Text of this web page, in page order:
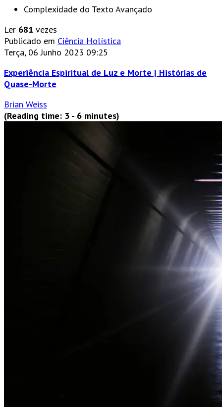
Complexidade do Texto Avançado
Ler 681 vezes
Publicado em Ciência Holística
Terça, 06 Junho 2023 09:25
Experiência Espiritual de Luz e Morte | Histórias de
Quase-Morte
Brian Weiss
(Reading time: 3 - 6 minutes)